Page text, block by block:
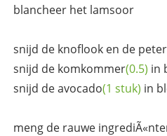
blancheer het lamsoor
snijd de knoflook en de
snijd de komkommer(0.5) in
snijd deavocado(1 stuk) in
meng de rauwe